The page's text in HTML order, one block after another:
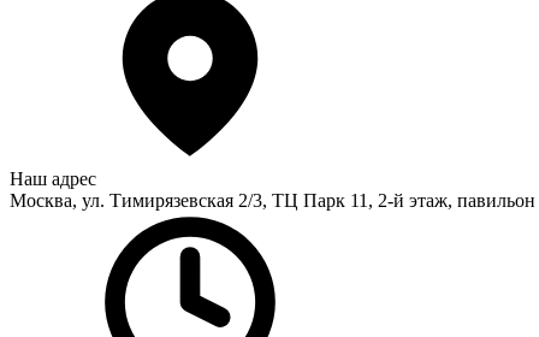
Наш адрес
Москва, ул. Тимирязевская 2/3, ТЦ Парк 11, 2-й этаж,